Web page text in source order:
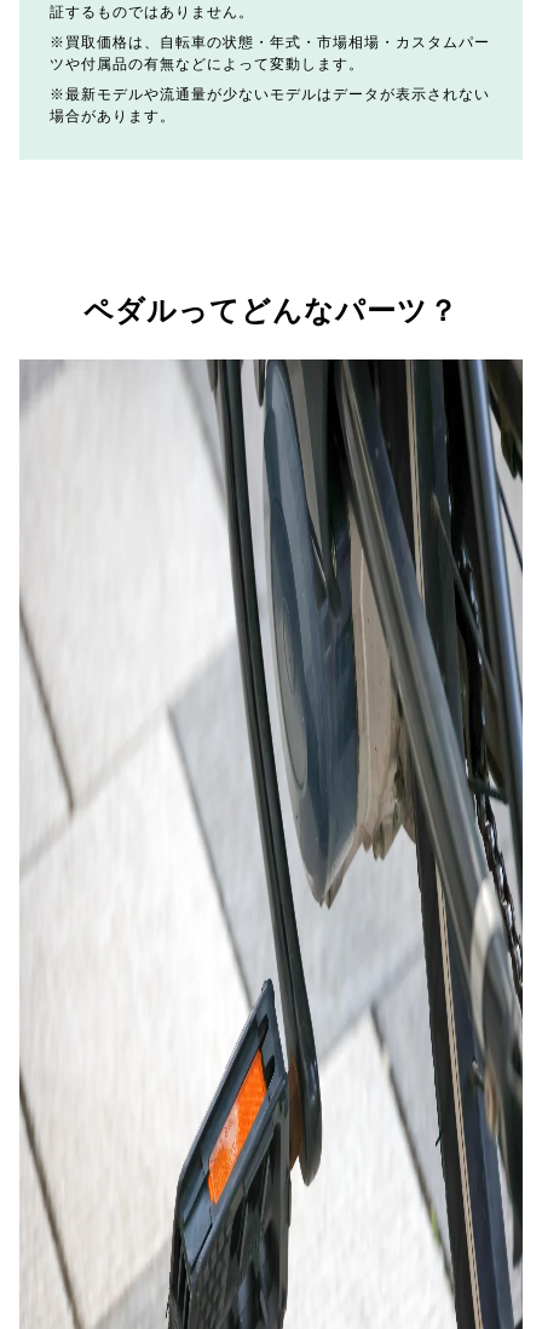
証するものではありません。
買取価格は、自転車の状態・年式・市場相場・カスタムパー
ツや付属品の有無などによって変動します。
最新モデルや流通量が少ないモデルはデータが表示されない
場合があります。
ペダルってどんなパーツ？